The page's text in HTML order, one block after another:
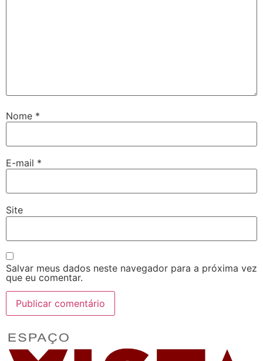
Nome *
E-mail *
Site
Salvar meus dados neste navegador para a próxima vez
que eu comentar.